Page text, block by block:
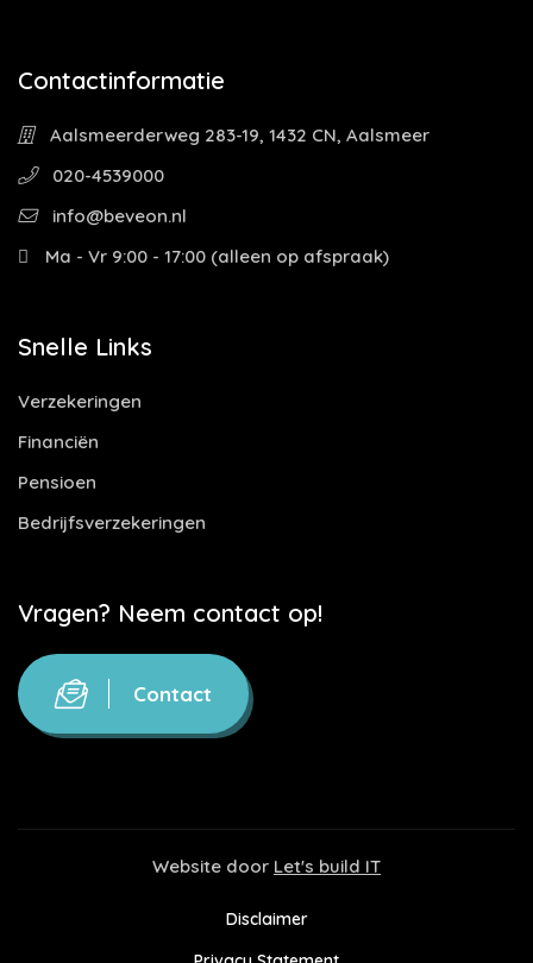
Contactinformatie
Aalsmeerderweg 283-19, 1432 CN, Aalsmeer
020-4539000
info@beveon.nl
Ma - Vr 9:00 - 17:00 (alleen op afspraak)
Snelle Links
Verzekeringen
Financiën
Pensioen
Bedrijfsverzekeringen
Vragen? Neem contact op!
Contact
Website door Let's build IT
Disclaimer